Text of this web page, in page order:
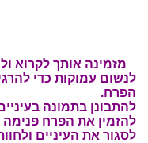
מזמינה אותך לקרוא
לנשום עמוקות כדי
הפרח.
להתבונן בתמונה
להזמין את הפרח פנימה
לסגור את העיניים